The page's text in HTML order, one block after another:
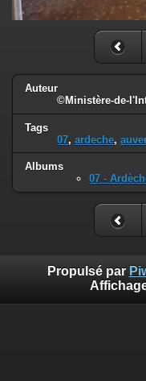
Auteur
©Ministère-de-
Tags
07, ardeche,
Albums
07 -
Propulsé par